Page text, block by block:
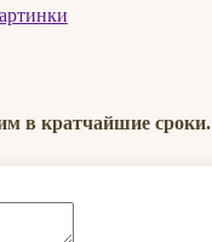
в кратчайшие сроки.